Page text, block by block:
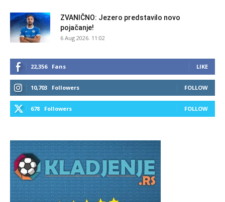
ZVANIČNO: Jezero predstavilo novo
pojačanje!
6 Aug 2026. 11:02
22,356 Fans LIKE
10,703 Followers FOLLOW
678 Followers FOLLOW